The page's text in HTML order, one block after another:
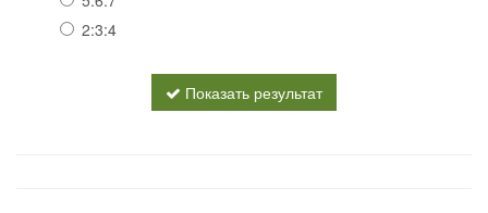
2:3:4
Показать результат